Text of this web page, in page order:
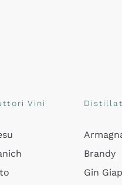
Vini
Brandy
Gin